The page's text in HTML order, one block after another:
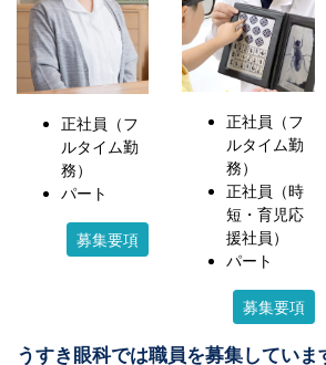
正社員（フ
ルタイム勤
務）
パート
募集要項
正社員（フ
ルタイム勤
務）
正社員（時
短・育児応
援社員）
パート
募集要項
うすき眼科では職員を募集していま